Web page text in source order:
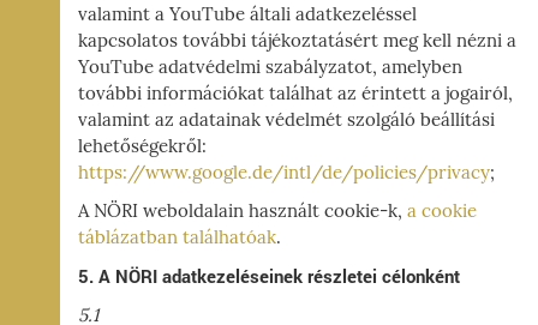
valamint a YouTube általi adatkezeléssel
kapcsolatos további tájékoztatásért meg kell nézni a
YouTube adatvédelmi szabályzatot, amelyben
további információkat találhat az érintett a jogairól,
valamint az adatainak védelmét szolgáló beállítási
lehetőségekről:
https://www.google.de/intl/de/policies/privacy;
A NÖRI weboldalain használt cookie-k, a cookie
táblázatban találhatóak.
5. A NÖRI adatkezeléseinek részletei célonként
5.1